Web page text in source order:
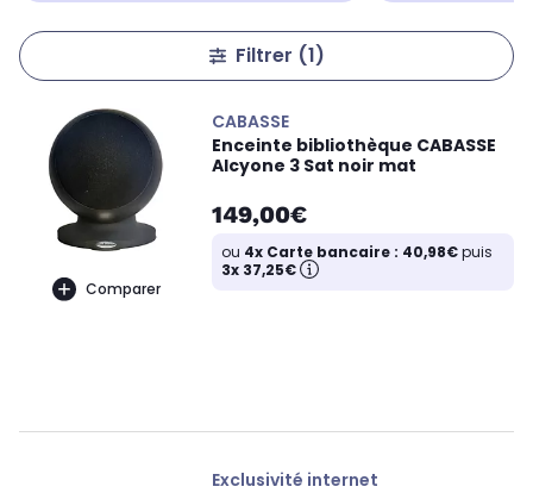
Filtrer (1)
Comparer
CABASSE
Enceinte bibliothèque CABASSE
Alcyone 3 Sat noir mat
149,00€
ou 4x Carte bancaire : 40,98€puis
3x 37,25€
Exclusivité internet